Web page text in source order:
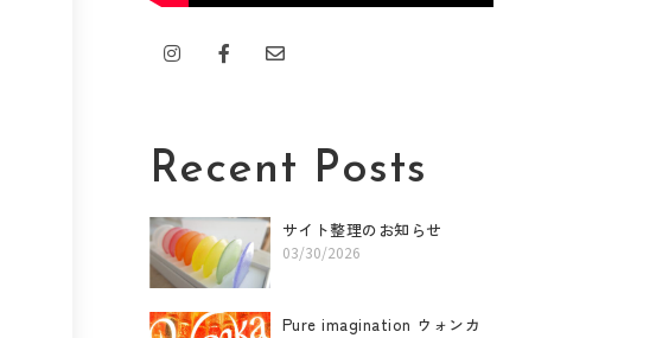
I
n
r
a
m
F
a
k
-
f
E
n
e
Recent Posts
サイト整理のお知らせ
03/30/2026
Pure imagination ウォンカ